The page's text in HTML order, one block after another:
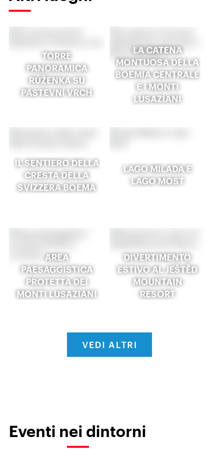
TORRE
PANORAMICA
RŮŽENKA SU
PASTEVNÍ VRCH
LA CATENA
MONTUOSA DELLA
BOEMIA CENTRALE
E I MONTI
LUSAZIANI
IL SENTIERO DELLA
CRESTA DELLA
SVIZZERA BOEMA
LAGO MILADA E
LAGO MOST
AREA
PAESAGGISTICA
PROTETTA DEI
MONTI LUSAZIANI
DIVERTIMENTO
ESTIVO AL JEŠTĚD
MOUNTAIN
RESORT
VEDI ALTRI
Eventi nei dintorni